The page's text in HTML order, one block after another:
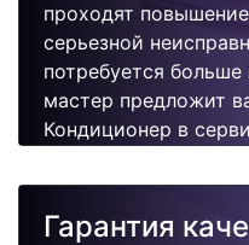
проходят
серьезной
потребуется
мастер предложит
Кондиционер в
Гарантия